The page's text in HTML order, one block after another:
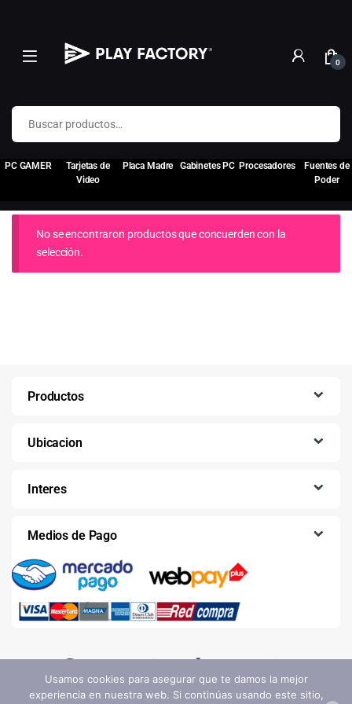
0
Buscar por:
PC GAMER
Tarjetas de
Video
Placa Madre Gabinetes PC Procesadores
Fuentes de
Poder
No se encontraron productos que concuerden con la
selección.
Productos
Ubicacion
Interes
Medios de Pago
Usamos cookies para asegurar que te damos la mejor
experiencia en nuestra web. Si continúas usando este sitio,